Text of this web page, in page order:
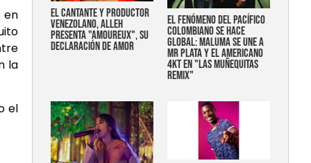
en
la
el
EL CANTANTE Y PRODUCTOR
VENEZOLANO, ALLEH
PRESENTA "AMOUREUX", SU
DECLARACIÓN DE AMOR
EL FENÓMENO DEL PACÍFICO
COLOMBIANO SE HACE
GLOBAL: MALUMA SE UNE A
MR PLATA Y EL AMERICANO
4KT EN "LAS MUÑEQUITAS
REMIX"